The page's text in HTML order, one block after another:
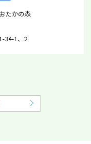
たかの森
34-1、2